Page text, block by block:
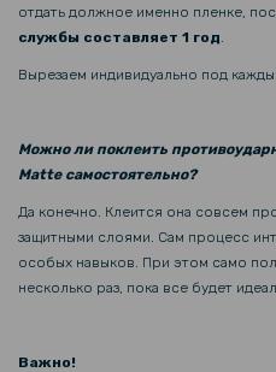
Защитное стекло Tempered
Redmi K70 на заднюю камеру
239
Чехол - накладка Cooling Armor
5G / Redmi K70 5G с магнитным
отдать должное именно пленке,
службы составляет 1 год.
Вырезаем индивидуально под
Можно ли поклеить
Matte самостоятельно?
Да конечно. Клеится она совсем
защитными слоями. Сам процесс
особых навыков. При этом само
несколько раз, пока все будет
Важно!